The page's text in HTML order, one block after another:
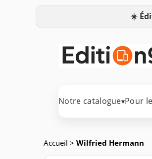
☀️
Notre catalogue▾Pour
Accueil > Wilfried Hermann